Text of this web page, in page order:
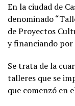
En la ciudad de
denominado
de Proyectos
y financiando
Se trata de la
talleres que se
que comenzó en